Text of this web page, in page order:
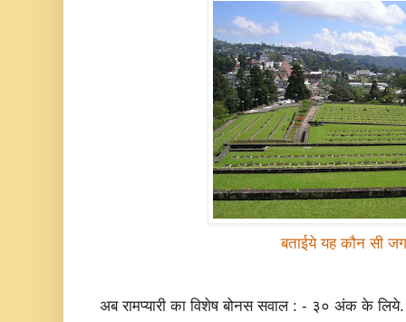
बताईये यह कौन सी
अब रामप्यारी का विशेष बोनस सवाल : - ३० अंक के लिये.